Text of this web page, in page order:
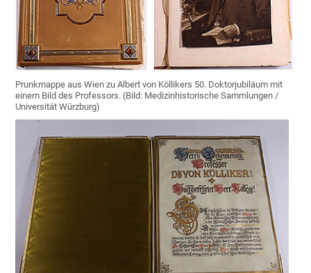
Prunkmappe aus Wien zu Albert von Köllikers 50. Doktorjubiläum mit
einem Bild des Professors. (Bild: Medizinhistorische Sammlungen /
Universität Würzburg)